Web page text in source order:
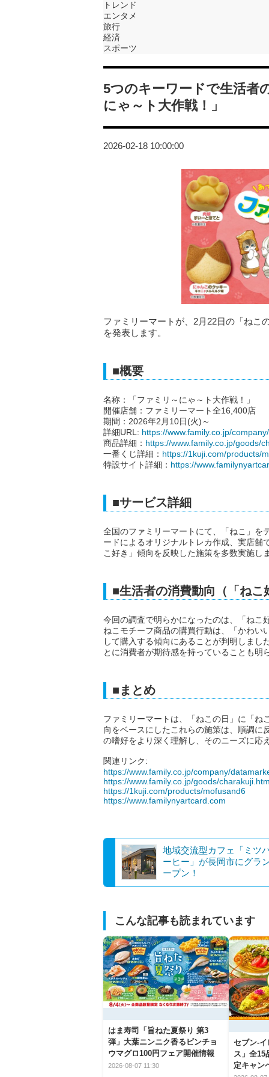
トレンド
エンタメ
旅行
経済
スポーツ
5つのキーワードで生活者
にゃ～ト大作戦！」
2026-02-18 10:00:00
ファミリーマートが、2月22日の「ねこ
を発表します。
■概要
名称：「ファミリ～にゃ～ト大作戦！」
開催店舗：ファミリーマート全16,400店
期間：2026年2月10日(火)～
詳細URL: https://www.family.co.jp/
商品詳細： https://www.family.co.jp/goods/
一番くじ詳細： https://1kuji.com/products/
特設サイト詳細： https://
■サービス詳細
全国のファミリーマートにて、「ねこ」を
ードによるオリジナルトレカ作成、実店舗
こ好き」傾向を反映した施策を多数実施しま
■生活者の消費動向（「ねこ
今回の調査で明らかになったのは、「ねこ
ねこモチーフ商品の購買行動は、「かわい
して購入する傾向にあることが判明しまし
とに消費者が期待感を持っていることも明
■まとめ
ファミリーマートは、「ねこの日」に「ね
向をベースにしたこれらの施策は、順調に
の嗜好をより深く理解し、そのニーズに応
関連リンク:
https://www.family.co.jp/company/
https://www.family.co.jp/goods/
https://1kuji.com/products/mofusand6
https://www.familynyartcard.com
地域交流型カフェ「ミツ
ーヒー」が長岡市にグラ
ープン！
こんな記事も読まれています
はま寿司「旨ねた夏祭り 第3
弾」大葉ニンニク香るビンチョ
ウマグロ100円フェア開催情報
2026-08-07 11:30
セブン‐
ス」全15
定キャン